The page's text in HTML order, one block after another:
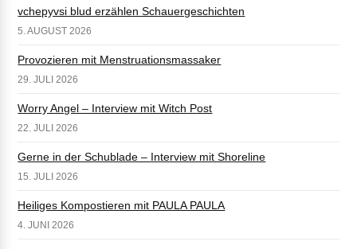
vchepyvsi blud erzählen Schauergeschichten
5. AUGUST 2026
Provozieren mit Menstruationsmassaker
29. JULI 2026
Worry Angel – Interview mit Witch Post
22. JULI 2026
Gerne in der Schublade – Interview mit Shoreline
15. JULI 2026
Heiliges Kompostieren mit PAULA PAULA
4. JUNI 2026